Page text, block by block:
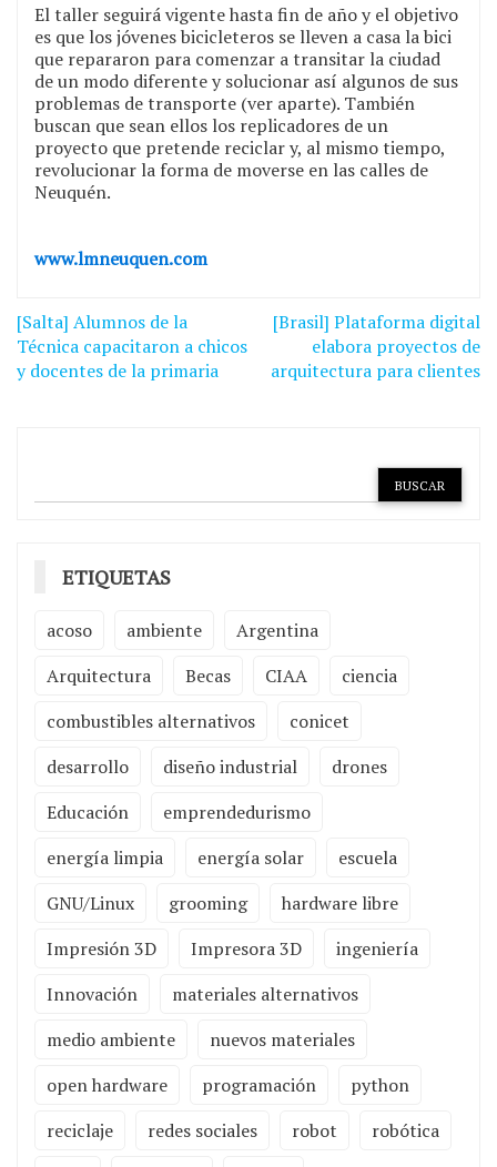
El taller seguirá vigente hasta fin de año y el objetivo
es que los jóvenes bicicleteros se lleven a casa la bici
que repararon para comenzar a transitar la ciudad
de un modo diferente y solucionar así algunos de sus
problemas de transporte (ver aparte). También
buscan que sean ellos los replicadores de un
proyecto que pretende reciclar y, al mismo tiempo,
revolucionar la forma de moverse en las calles de
Neuquén.
www.lmneuquen.com
Navegación
de
entradas
[Salta] Alumnos de la
Técnica capacitaron a chicos
y docentes de la primaria
[Brasil] Plataforma digital
elabora proyectos de
arquitectura para clientes
ETIQUETAS
acoso ambiente
Argentina
Arquitectura
Becas CIAA
ciencia
combustibles alternativos
conicet
desarrollo
diseño industrial
drones
Educación
emprendedurismo
energía limpia
energía solar
escuela
GNU/Linux
grooming
hardware libre
Impresión 3D
Impresora 3D
ingeniería
Innovación
materiales alternativos
medio ambiente
nuevos materiales
open hardware
programación
python
reciclaje
redes sociales robot
robótica